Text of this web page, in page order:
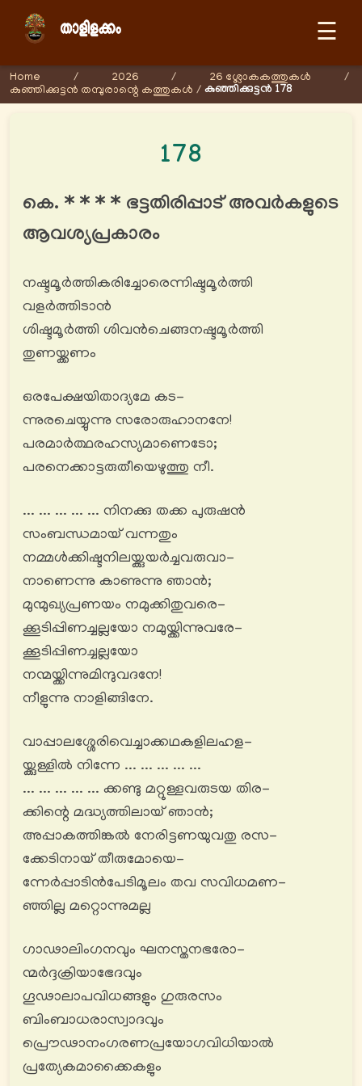
☰
Home / 2026 / 26 ശ്ലോകകത്തുകള്‍
/
കുഞ്ഞിക്കുട്ടൻ തമ്പുരാന്റെ കത്തുകള്‍ / കുഞ്ഞിക്കുട്ടൻ 178
178
കെ. * * * * ഭട്ടതിരിപ്പാട് അവർകളുടെ
ആവശ്യപ്രകാരം
നഷ്ടമൂര്‍ത്തികരിച്ചോരെന്നിഷ്ടമൂര്‍ത്തി
വളര്‍ത്തിടാൻ
ശിഷ്ടമൂര്‍ത്തി ശിവൻചെങ്ങനഷ്ടമൂർത്തി
തുണയ്ക്കണം
ഒരപേക്ഷയിതാദ്യമേ കട-
ന്നുരചെയ്യുന്നു സരോരുഹാനനേ!
പരമാര്‍ത്ഥരഹസ്യമാണെടോ;
പരനെക്കാട്ടരുതീയെഴുത്തു നീ.
... ... ... ... ... നിനക്കു തക്ക പുരുഷൻ
സംബന്ധമായ് വന്നതും
നമ്മൾക്കിഷ്ടനിലയ്ക്കുയര്‍ച്ചവരുവാ-
നാണെന്നു കാണുന്നു ഞാൻ;
മുന്മുഖ്യപ്രണയം നമുക്കിതുവരെ-
ക്കൂടിപ്പിണച്ചല്ലയോ നമുയ്ക്കിന്നുവരേ-
ക്കൂടിപ്പിണച്ചല്ലയോ
നന്മയ്ക്കിന്നുമിന്ദുവദനേ!
നീളുന്നു നാളിങ്ങിനേ.
വാപ്പാലശ്ശേരിവെച്ചാക്കഥകളിലഹള-
യ്ക്കുള്ളിൽ നിന്നേ ... ... ... ... ...
... ... ... ... ... ക്കണ്ടു മറ്റുള്ളവരുടയ തിര-
ക്കിന്റെ മദ്ധ്യത്തിലായ് ഞാൻ;
അപ്പാകത്തിങ്കൽ നേരിട്ടണയുവതു രസ-
ക്കേടിനായ് തീരുമോയെ-
ന്നേര്‍പ്പാടിൻപേടിമൂലം തവ സവിധമണ-
ഞ്ഞില്ല മറ്റൊന്നുമല്ല
ഗാഢാലിംഗനവും ഘനസ്തനഭരോ-
ന്മർദ്ദക്രിയാഭേദവും
ഗൂഢാലാപവിധങ്ങളും ഗുരുരസം
ബിംബാധരാസ്വാദവും
പ്രൌഢാനംഗരണപ്രയോഗവിധിയാൽ
പ്രത്യേകമാക്കൈകളും